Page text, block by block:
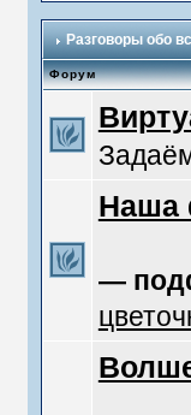
Разговоры обо
Форум
Наша
—